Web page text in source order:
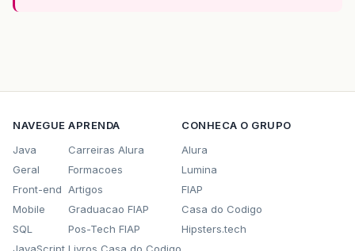
NAVEGUE
Java
Geral
Front-end
Mobile
SQL
APRENDA
Carreiras Alura
Formacoes
Artigos
Graduacao FIAP
Pos-Tech FIAP
CONHECA O GRUPO
Alura
Lumina
FIAP
Casa do Codigo
Hipsters.tech